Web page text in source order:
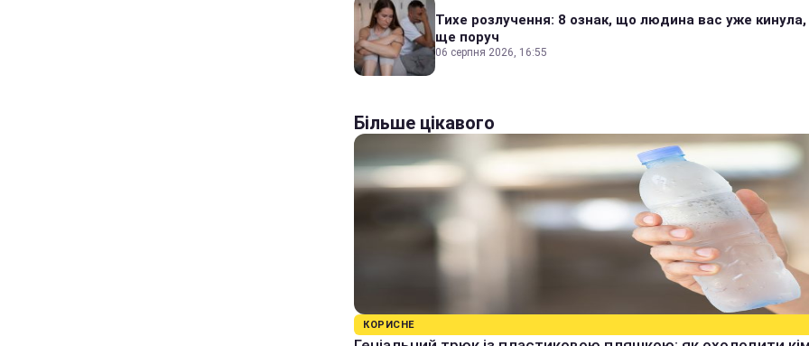
Тихе розлучення: 8 ознак, що людина вас уже кинула,
ще поруч
06 серпня 2026, 16:55
Більше цікавого
КОРИСНЕ